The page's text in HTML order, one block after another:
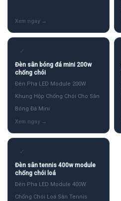
✓
Đèn sân bóng đá mini 200w
chống chói
Đèn Pha LED Module 200W
Khung Hộp Chống Chói Cho Sân
Bóng Đá Mini
✓
Đèn sân tennis 400w module
chống chói loá
Đèn Pha LED Module 400W
Chống Chói Loá Sân Tennis